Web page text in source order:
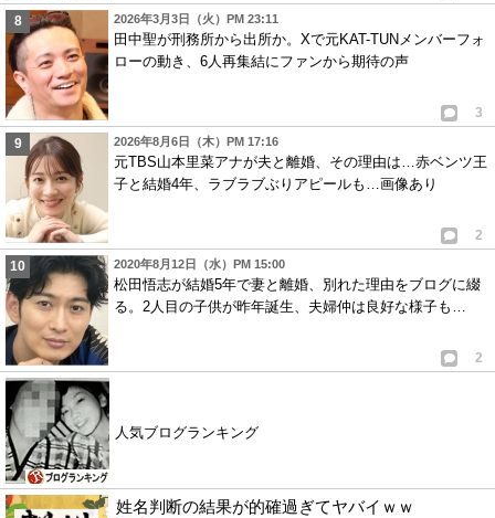
2026年3月3日（火）PM 23:11
田中聖が刑務所から出所か。Xで元KAT-TUNメンバーフォ
ローの動き、6人再集結にファンから期待の声
3
2026年8月6日（木）PM 17:16
元TBS山本里菜アナが夫と離婚、その理由は…赤ベンツ王
子と結婚4年、ラブラブぶりアピールも…画像あり
2
2020年8月12日（水）PM 15:00
松田悟志が結婚5年で妻と離婚、別れた理由をブログに綴
る。2人目の子供が昨年誕生、夫婦仲は良好な様子も…
2
人気ブログランキング
姓名判断の結果が的確過ぎてヤバイｗｗ